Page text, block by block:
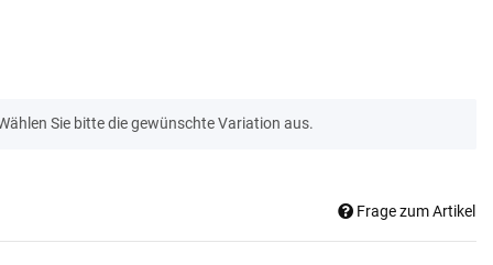
Sie bitte die gewünschte Variation aus.
Frage zum Artikel